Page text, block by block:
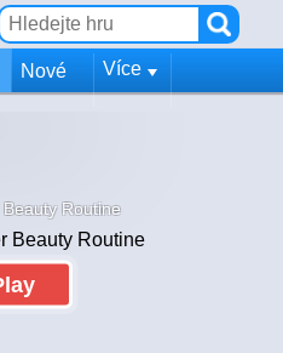
Nové Více
Routine